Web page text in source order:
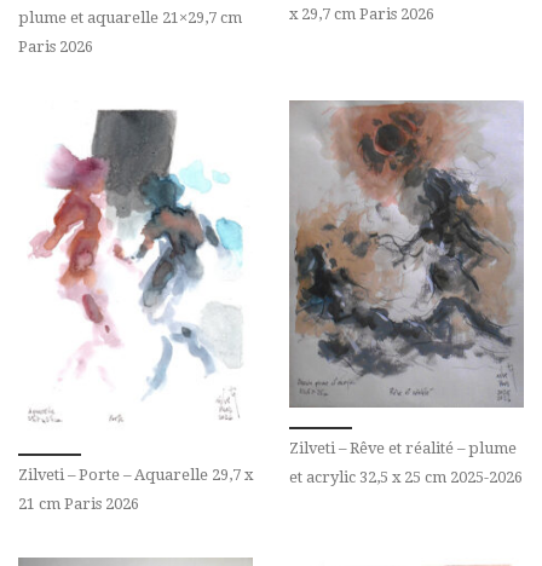
plume et aquarelle 21×29,7 cm
Paris 2026
x 29,7 cm Paris 2026
Zilveti – Porte – Aquarelle 29,7 x
21 cm Paris 2026
Zilveti – Rêve et réalité – plume
et acrylic 32,5 x 25 cm 2025-2026